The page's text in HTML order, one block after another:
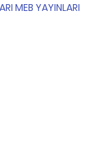
MEB YAYINLARI